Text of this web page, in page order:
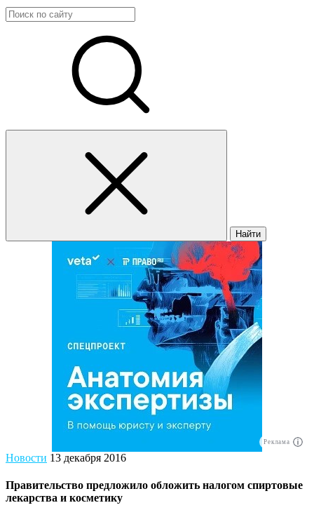
Найти
Реклама
Новости 13 декабря 2016
Правительство предложило обложить налогом спиртовые
лекарства и косметику